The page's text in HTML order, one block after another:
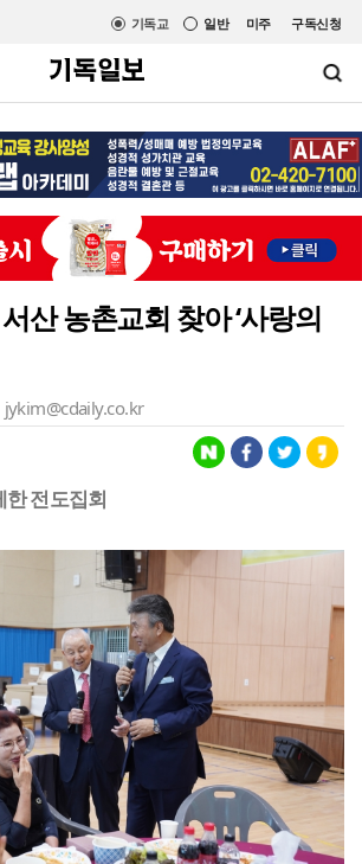
미주 구독신청
일반
기독교
산 농촌교회 찾아 ‘사랑의
jykim@cdaily.co.kr
한 전도집회